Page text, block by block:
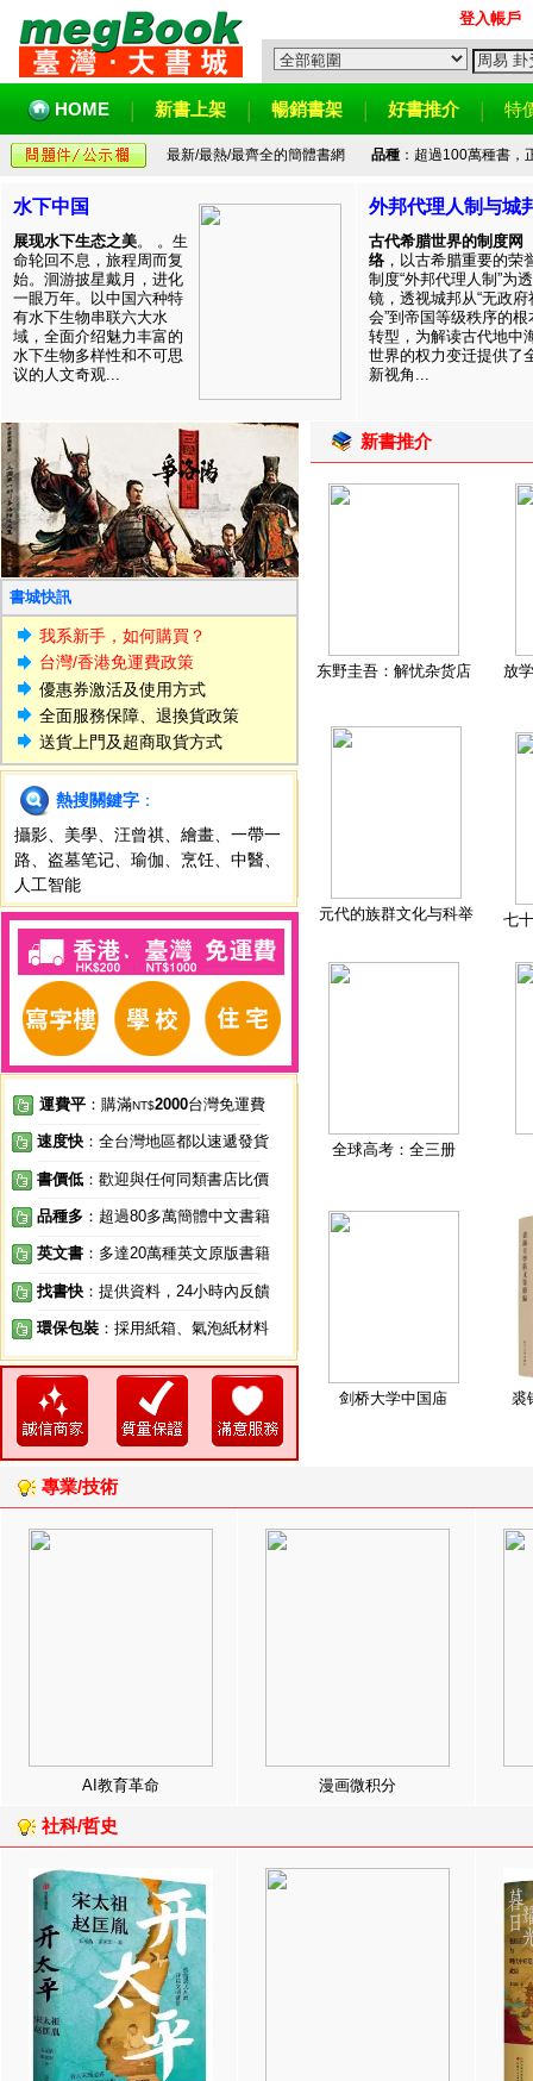
登入帳戶
HOME 新書上架 暢銷書架 好書推介 特
最新/最熱/最齊全的簡體書網 品種：超過100萬種書，
水下中国
展现水下生态之美。 。生
命轮回不息，旅程周而复
始。洄游披星戴月，进化
一眼万年。以中国六种特
有水下生物串联六大水
域，全面介绍魅力丰富的
水下生物多样性和不可思
议的人文奇观...
外邦代理人制与城
古代希腊世界的制度网
络 ，以古希腊重要的荣
制度“外邦代理人制”为透
镜，透视城邦从“无政府
会”到帝国等级秩序的根
转型，为解读古代地中
世界的权力变迁提供了
新视角...
書城快訊
我系新手，如何購買？
台灣/香港免運費政策
優惠券激活及使用方式
全面服務保障、退換貨政策
送貨上門及超商取貨方式
熱搜關鍵字 ：
攝影
美學 汪曾祺 繪畫
一帶一
路
盗墓笔记 瑜伽 烹饪 中醫
人工智能
運費平 ：購滿NT$2000台灣免運費
速度快 ：全台灣地區都以速遞發貨
書價低 ：歡迎與任何同類書店比價
品種多 ：超過80多萬簡體中文書籍
英文書 ：多達20萬種英文原版書籍
找書快 ：提供資料，24小時內反饋
環保包裝 ：採用紙箱、氣泡紙材料
新書推介
东野圭吾：解忧杂货店 放
元代的族群文化与科举 七
全球高考：全三册
剑桥大学中国庙 裘
專業/技術
AI教育革命 漫画微积分
社科/哲史